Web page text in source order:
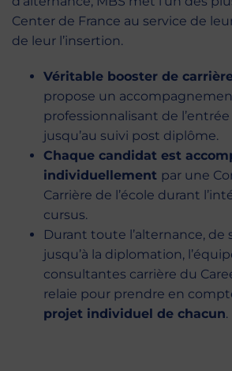
Center de France au service de
de leur l’insertion.
Véritable booster de
propose un
professionnalisant de l’entrée
jusqu’au suivi post diplôme.
Chaque candidat est
individuellement par une
Carrière de l’école durant
cursus.
Durant toute l’alternance, de
jusqu’à la diplomation,
consultantes carrière du
relaie pour prendre en
projet individuel de chacun.